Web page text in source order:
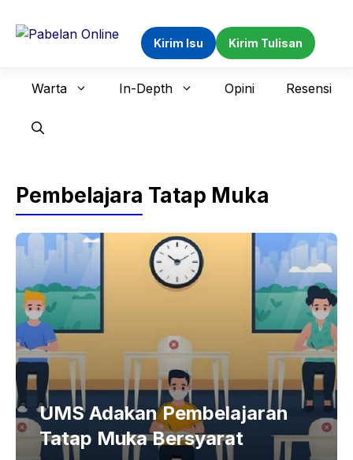
Kirim Isu Kirim Tulisan
Warta In-Depth Opini Resensi
Pembelajara Tatap Muka
UMS Adakan Pembelajaran
Tatap Muka Bersyarat